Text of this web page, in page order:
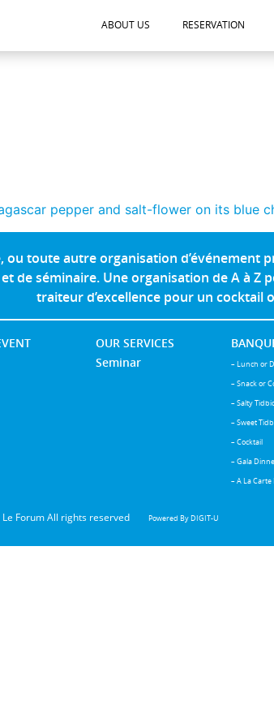
ABOUT US RESERVATION
pepper and salt-flower on its blue
ou toute autre organisation
de séminaire. Une organisation de A à Z
traiteur d’excellence pour un cocktail
OUR SERVICES
Seminar
– Lunch or
– Snack or
– Salty
– Sweet
– Cocktail
– Gala
– A La
Forum All rights reserved Powered ByDIGIT-U